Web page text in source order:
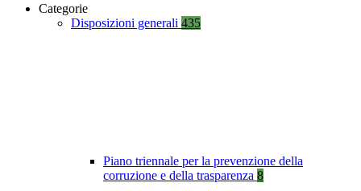
Categorie
Disposizioni generali 435
Piano triennale per la prevenzione della
corruzione e della trasparenza 8